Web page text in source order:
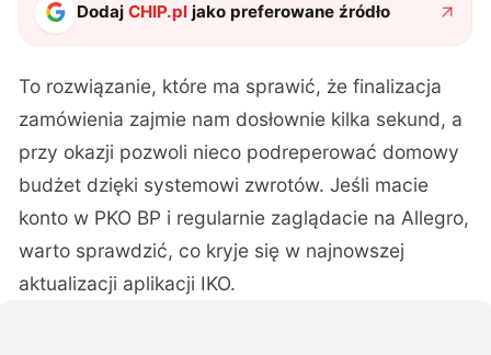
DodajCHIP.pl jako preferowane źródło
To rozwiązanie, które ma sprawić, że finalizacja
zamówienia zajmie nam dosłownie kilka sekund, a
przy okazji pozwoli nieco podreperować domowy
budżet dzięki systemowi zwrotów. Jeśli macie
konto w PKO BP i regularnie zaglądacie na Allegro,
warto sprawdzić, co kryje się w najnowszej
aktualizacji aplikacji IKO.